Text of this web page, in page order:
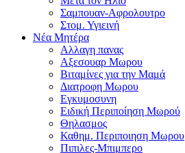
Σαμπουαν-Αφρολουτρο
Στομ. Υγιεινή
Νέα Μητέρα
Αλλαγη πανας
Αξεσουαρ Μωρου
Βιταμίνες για την Μαμά
Διατροφη Μωρου
Εγκυμοσυνη
Ειδική Περιποίηση Μωρού
Θηλασμος
Καθημ. Περιποιηση Μωρου
Πιπιλες-Μπιμπερο